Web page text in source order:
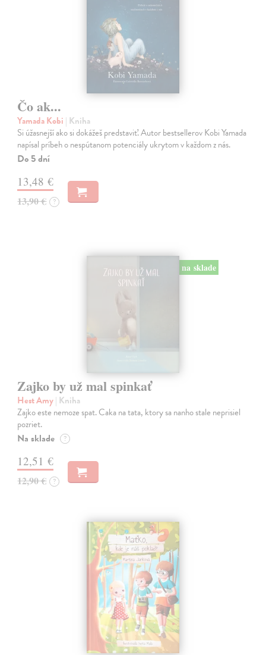
Čo ak...
Yamada Kobi | Kniha
Si úžasnejší ako si dokážeš predstaviť. Autor bestsellerov Kobi Yamada
napísal príbeh o nespútanom potenciály ukrytom v každom z nás.
Do 5 dní
13,48 €
13,90 € ?
na sklade
Zajko by už mal spinkať
Hest Amy| Kniha
Zajko este nemoze spat. Caka na tata, ktory sa nanho stale neprisiel
pozriet.
Na sklade ?
12,51 €
12,90 € ?